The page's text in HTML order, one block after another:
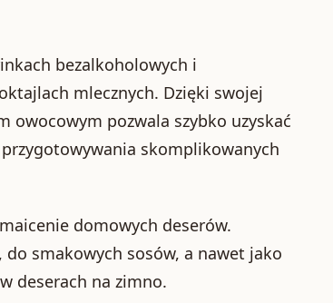
bezalkoholowych i
mlecznych. Dzięki swojej
pozwala szybko uzyskać
skomplikowanych
domowych deserów.
smakowych sosów, a nawet jako
deserach na zimno.